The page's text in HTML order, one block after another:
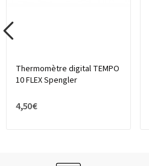
Thermomètre digital TEMPO
10 FLEX Spengler
4,50 €